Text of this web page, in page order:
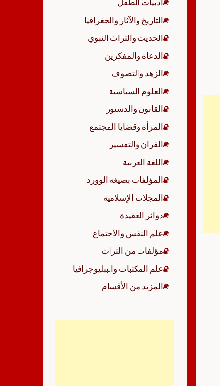
أدبيات الطفل
التاريخ والآثار والجغرافيا
الحديث والتراث النبوي
الدعاة والمفكرين
الزهد والتصوف
العلوم السياسية
القانون والدستور
المرأة وقضايا المجتمع
القرآن والتفسير
اللغة العربية
المؤلفات بصيغة الوورد
المجلات الإسلامية
دوائر العقيدة
علم النفس والاجتماع
مؤلفات من التراث
علم المكتبات والببليوجرافيا
المزيد من الأقسام